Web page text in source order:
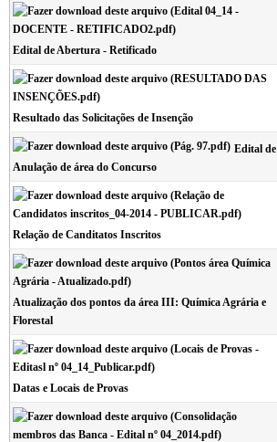
Edital de Abertura - Retificado
Resultado das Solicitações de Insenção
Edital de
Anulação de área do Concurso
Relação de Canditatos Inscritos
Atualização dos pontos da área III: Química Agrária e
Florestal
Datas e Locais de Provas